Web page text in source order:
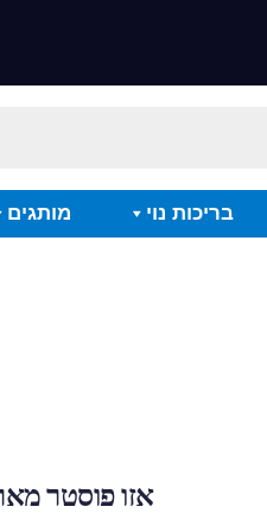
בריכות נוי מותגים
אזו פוסטר